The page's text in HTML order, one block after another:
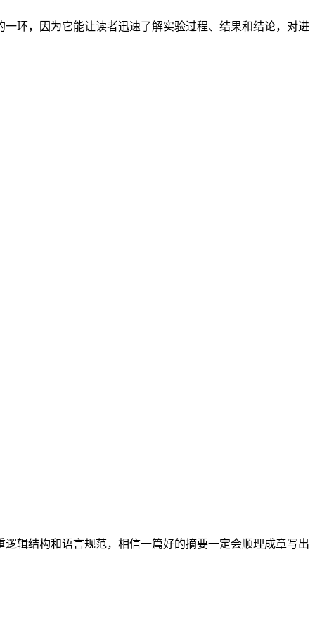
环，因为它能让读者迅速了解实验过程、结果和结论，对进
辑结构和语言规范，相信一篇好的摘要一定会顺理成章写出